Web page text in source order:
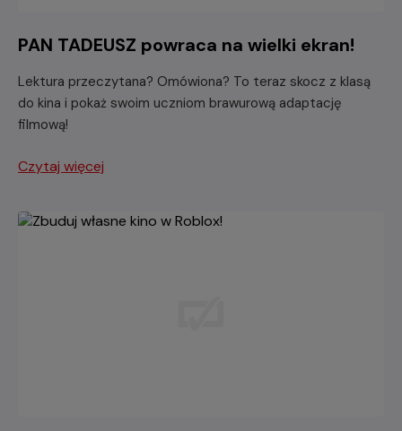
PAN TADEUSZ powraca na wielki ekran!
Lektura przeczytana? Omówiona? To teraz skocz z klasą
do kina i pokaż swoim uczniom brawurową adaptację
filmową!
Czytaj więcej